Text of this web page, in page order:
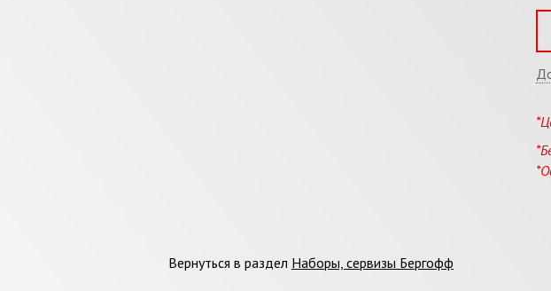
Вернуться в раздел Наборы, сервизы Бергофф